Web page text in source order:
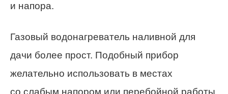
и напора.
Газовый водонагреватель наливной для
дачи более прост. Подобный прибор
желательно использовать в местах
со слабым напором или перебойной работы